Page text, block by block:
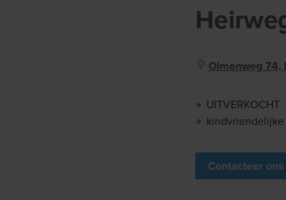
Olmenweg 74,
UITVERKOCHT
Contacteer ons